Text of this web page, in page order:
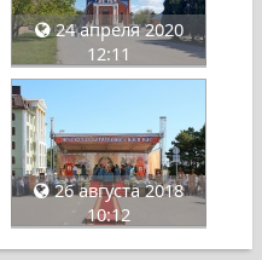
24 апреля 2020
12:11
26 августа 2018
10:12